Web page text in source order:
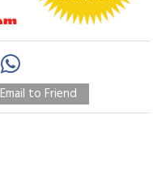
Email to Friend